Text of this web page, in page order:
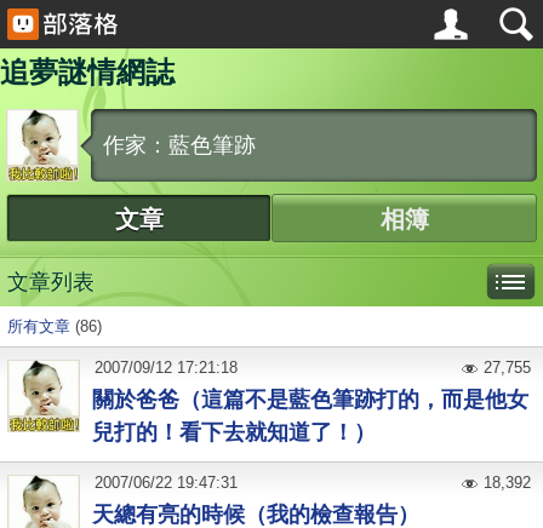
追夢謎情網誌
作家：藍色筆跡
文章 相簿
文章列表
所有文章 (86)
關於爸爸（這篇不是藍色筆跡打的，而是他女
兒打的！看下去就知道了！）
2007/09/12 17:21:18 27,755
天總有亮的時候（我的檢查報告）
2007/06/22 19:47:31 18,392